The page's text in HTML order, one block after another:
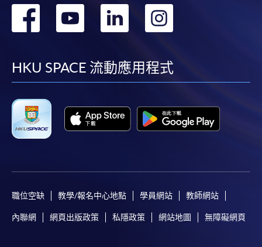
轉
facebook
轉
youtube
轉
linkedin
轉
HKU SPACE 流動應用程式
職位空缺 教學/報名中心地點 學員網站 教師網站
內聯網 網頁出版政策 私隱政策 網站地圖 無障礙網頁